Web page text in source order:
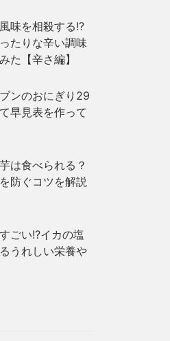
味を相殺する!?
たりな辛い調味
た【辛さ編】
ンのおにぎり29
早見表を作って
は食べられる？
防ぐコツを解説
ごい!?イカの塩
うれしい栄養や